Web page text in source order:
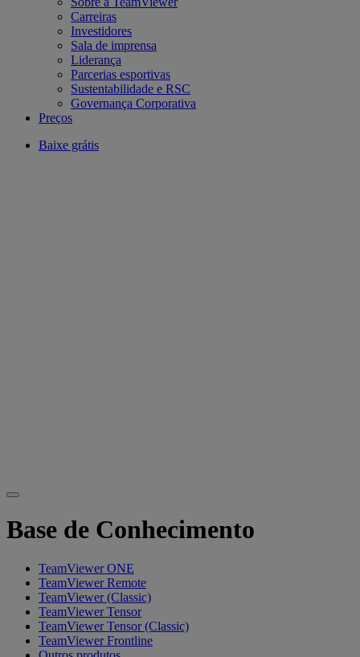
Carreiras
Investidores
Sala de imprensa
Liderança
Parcerias esportivas
Sustentabilidade e RSC
Governança Corporativa
Preços
Baixe grátis
Base de Conhecimento
TeamViewer ONE
TeamViewer Remote
TeamViewer (Classic)
TeamViewer Tensor
TeamViewer Tensor (Classic)
TeamViewer Frontline